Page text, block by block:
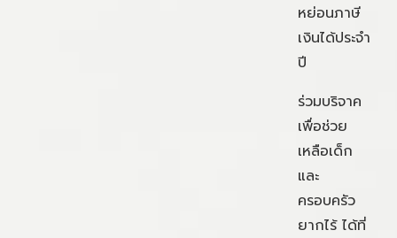
หย่อนภาษี
เงินได้ประจำ
ปี
ร่วมบริจาค
เพื่อช่วย
เหลือเด็ก
และ
ครอบครัว
ยากไร้ ได้ที่